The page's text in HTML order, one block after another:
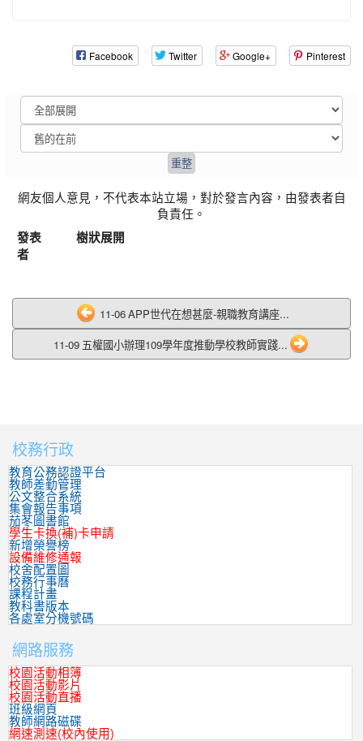
Facebook Twitter Google+ Pinterest
網友個人意見，不代表本站立場，對於發言內容，由發表者自
負責任。
發表
者
樹狀展開
11-06 APP世代在想甚麼-親職教育講座...
11-09 五權國小辦理109學年度推動學校教師實踐...
:::
校務行政
教育公務認證平台
教師差勤管理
公文整合系統
集會報告事項
茄苳圖書館
學生卡換(補)卡申請
新增榮譽榜
設備維修通報
校舍配置圖
校務行事曆
課程計畫
教科書版本
各處室分機號碼
網路服務
校園活動相簿
校園活動影片
校園活動直播
班級網頁
教師網路磁碟
網速測速(校內使用)